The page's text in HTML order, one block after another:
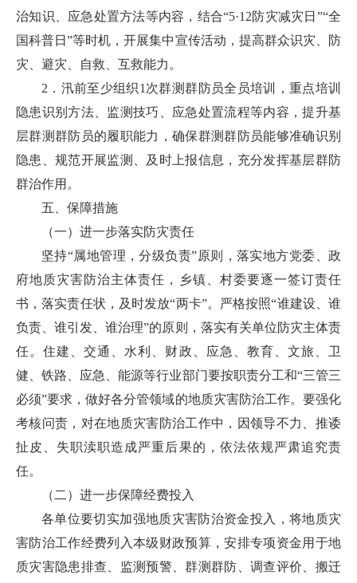
治知识、应急处置方法等内容，结合“5·12防灾减灾日”“全
国科普日”等时机，开展集中宣传活动，提高群众识灾、防
灾、避灾、自救、互救能力。
2．汛前至少组织1次群测群防员全员培训，重点培训
隐患识别方法、监测技巧、应急处置流程等内容，提升基
层群测群防员的履职能力，确保群测群防员能够准确识别
隐患、规范开展监测、及时上报信息，充分发挥基层群防
群治作用。
五、保障措施
（一）进一步落实防灾责任
坚持“属地管理，分级负责”原则，落实地方党委、政
府地质灾害防治主体责任，乡镇、村委要逐一签订责任
书，落实责任状，及时发放“两卡”。严格按照“谁建设、谁
负责、谁引发、谁治理”的原则，落实有关单位防灾主体责
任。住建、交通、水利、财政、应急、教育、文旅、卫
健、铁路、应急、能源等行业部门要按职责分工和“三管三
必须”要求，做好各分管领域的地质灾害防治工作。要强化
考核问责，对在地质灾害防治工作中，因领导不力、推诿
扯皮、失职渎职造成严重后果的，依法依规严肃追究责
任。
（二）进一步保障经费投入
各单位要切实加强地质灾害防治资金投入，将地质灾
害防治工作经费列入本级财政预算，安排专项资金用于地
质灾害隐患排查、监测预警、群测群防、调查评价、搬迁